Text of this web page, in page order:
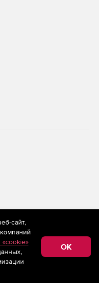
применяются
технологии
сбора,
относящихся к
«Интернет»,
Федерации)
сайт,
OK